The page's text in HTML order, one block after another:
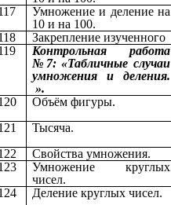
Умножение и деление на
10 и на 100.
Закрепление изученного
Контрольная работа
№7: «Табличные случаи
умножения и деления.
».
Объём фигуры.
Тысяча.
Свойства умножения.
Умножение круглых
чисел.
Деление круглых чисел.